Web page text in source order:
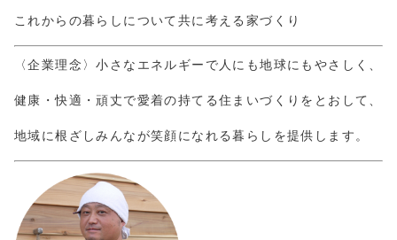
これからの暮らしについて共に考える家づくり
〈企業理念〉小さなエネルギーで人にも地球にもやさしく、
健康・快適・頑丈で愛着の持てる住まいづくりをとおして、
地域に根ざしみんなが笑顔になれる暮らしを提供します。